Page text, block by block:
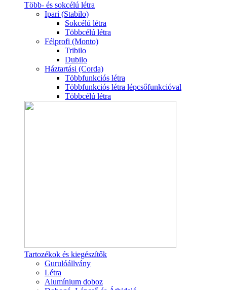
Több- és sokcélú létra
Ipari (Stabilo)
Sokcélú létra
Többcélú létra
Félprofi (Monto)
Tribilo
Dubilo
Háztartási (Corda)
Többfunkciós létra
Többfunkciós létra lépcsőfunkcióval
Többcélú létra
Tartozékok és kiegészítők
Gurulóállvány
Létra
Alumínium doboz